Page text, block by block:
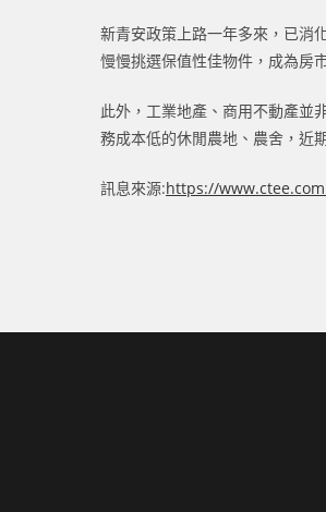
新青安政策上路一年多來，已消
慢慢挑選保值性佳物件，成為房
此外，工業地產、商用不動產並
務成本低的休閒農地、農舍，近
訊息來源:https://